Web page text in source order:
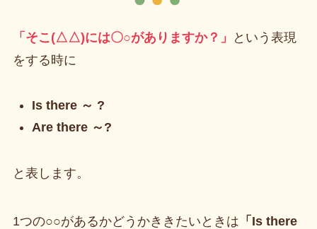
「そこ(△△)には〇○がありますか？」
という表現
をする時に
Is there ～ ?
Are there ～?
と表します。
1つの○○があるかどうかききたいときは 「Is there